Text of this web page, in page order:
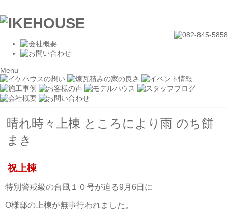
Menu
晴れ時々上棟 ところにより雨 のち餅
まき
祝上棟
特別警戒級の台風１０号が迫る9月6日に
O様邸の上棟が無事行われました。